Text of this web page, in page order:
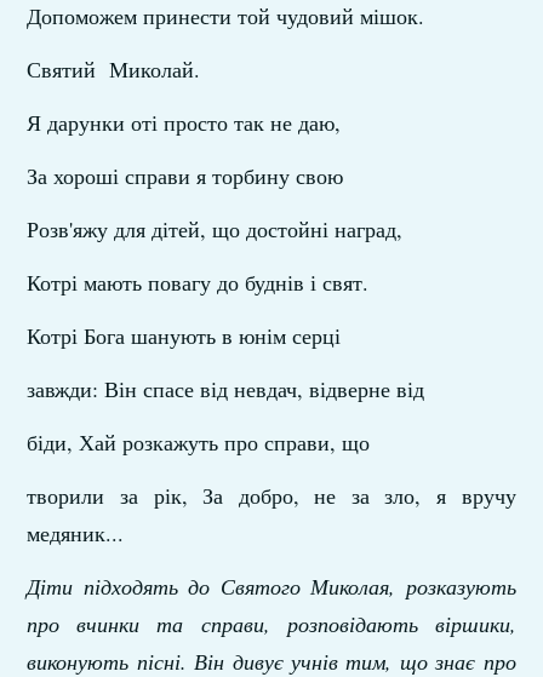
Допоможем принести той чудовий мішок.
Святий Миколай.
Я дарунки оті просто так не даю,
За хороші справи я торбину свою
Розв'яжу для дітей, що достойні наград,
Котрі мають повагу до буднів і свят.
Котрі Бога шанують в юнім серці
завжди: Він спасе від невдач, відверне від
біди, Хай розкажуть про справи, що
творили за рік, За добро, не за зло, я вручу
медяник...
Діти підходять до Святого Миколая, розказують
про вчинки та справи, розповідають віршики,
виконують пісні. Він дивує учнів тим, що знає про